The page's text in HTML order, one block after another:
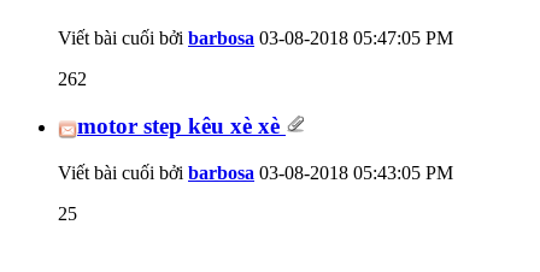
Viết bài cuối bởi barbosa 03-08-2018 05:47:05 PM
262
motor step kêu xè xè
Viết bài cuối bởi barbosa 03-08-2018 05:43:05 PM
25